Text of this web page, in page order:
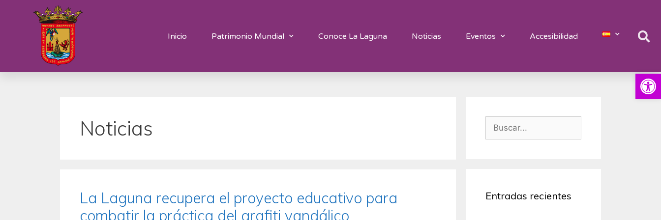
Abrir
Inicio Patrimonio Mundial Conoce La Laguna Noticias Eventos Accesibilidad
Noticias
La Laguna recupera el proyecto educativo para
combatir la práctica del grafiti vandálico
Entradas recientes